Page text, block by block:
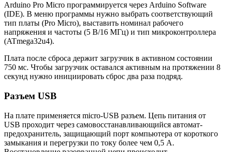
Arduino Pro Micro программируется через Arduino Software
(IDE). В меню программы нужно выбрать соответствующий
тип платы (Pro Micro), выставить номинал рабочего
напряжения и частоты (5 В/16 МГц) и тип микроконтроллера
(ATmega32u4).
Плата после сброса держит загрузчик в активном состоянии
750 мс. Чтобы загрузчик оставался активным на протяжении 8
секунд нужно инициировать сброс два раза подряд.
Разъем USB
На плате применяется micro-USB разъем. Цепь питания от
USB проходит через самовосстанавливающийся автомат-
предохранитель, защищающий порт компьютера от короткого
замыкания и перегрузки по току более чем 0,5 А.